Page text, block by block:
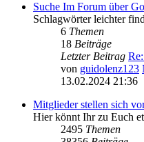
Suche Im Forum über
Schlagwörter leichter
6 Themen
18 Beiträge
Letzter Beitrag
von guidolenz123
13.02.2024 21:36
Mitglieder stellen sich
Hier könnt Ihr zu Euch
2495 Themen